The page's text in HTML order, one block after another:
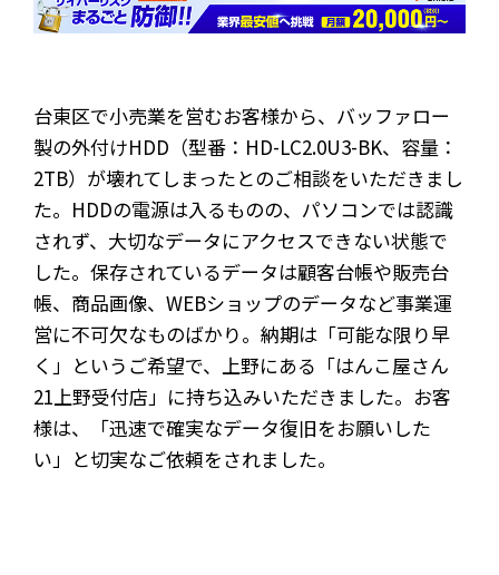
台東区で小売業を営むお客様から、バッファロー
製の外付けHDD（型番：HD-LC2.0U3-BK、容量：
2TB）が壊れてしまったとのご相談をいただきまし
た。HDDの電源は入るものの、パソコンでは認識
されず、大切なデータにアクセスできない状態で
した。保存されているデータは顧客台帳や販売台
帳、商品画像、WEBショップのデータなど事業運
営に不可欠なものばかり。納期は「可能な限り早
く」というご希望で、上野にある「はんこ屋さん
21上野受付店」に持ち込みいただきました。お客
様は、「迅速で確実なデータ復旧をお願いした
い」と切実なご依頼をされました。